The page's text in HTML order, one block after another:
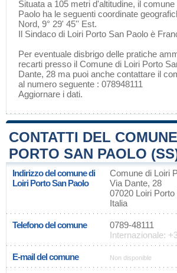
Situata a 105 metri d'altitudine, il
Paolo ha le seguenti coordinate
Nord, 9° 29' 45'' Est.
Il Sindaco di Loiri Porto San Paolo è
Per eventuale disbrigo delle pratiche
recarti presso il Comune di Loiri Porto
Dante, 28 ma puoi anche contattare il
al numero seguente : 078948111
Aggiornare i dati.
CONTATTI DEL
PORTO SAN PAOLO
Indirizzo del comune di
Loiri Porto San Paolo
Comune di Loiri
Via Dante, 28
07020 Loiri
Italia
Telefono del comune
0789-48111
Internazionale:
E-mail del comune Non disponible